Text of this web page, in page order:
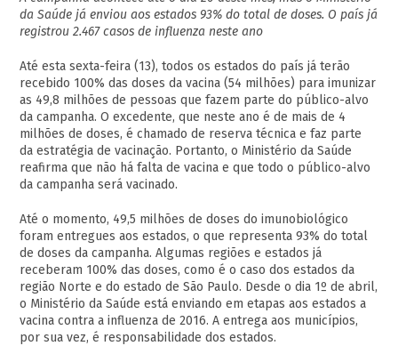
da Saúde já enviou aos estados 93% do total de doses. O país já
registrou 2.467 casos de influenza neste ano
Até esta sexta-feira (13), todos os estados do país já terão
recebido 100% das doses da vacina (54 milhões) para imunizar
as 49,8 milhões de pessoas que fazem parte do público-alvo
da campanha. O excedente, que neste ano é de mais de 4
milhões de doses, é chamado de reserva técnica e faz parte
da estratégia de vacinação. Portanto, o Ministério da Saúde
reafirma que não há falta de vacina e que todo o público-alvo
da campanha será vacinado.
Até o momento, 49,5 milhões de doses do imunobiológico
foram entregues aos estados, o que representa 93% do total
de doses da campanha. Algumas regiões e estados já
receberam 100% das doses, como é o caso dos estados da
região Norte e do estado de São Paulo. Desde o dia 1º de abril,
o Ministério da Saúde está enviando em etapas aos estados a
vacina contra a influenza de 2016. A entrega aos municípios,
por sua vez, é responsabilidade dos estados.